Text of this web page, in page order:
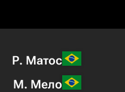
Р. Матос
М. Мело